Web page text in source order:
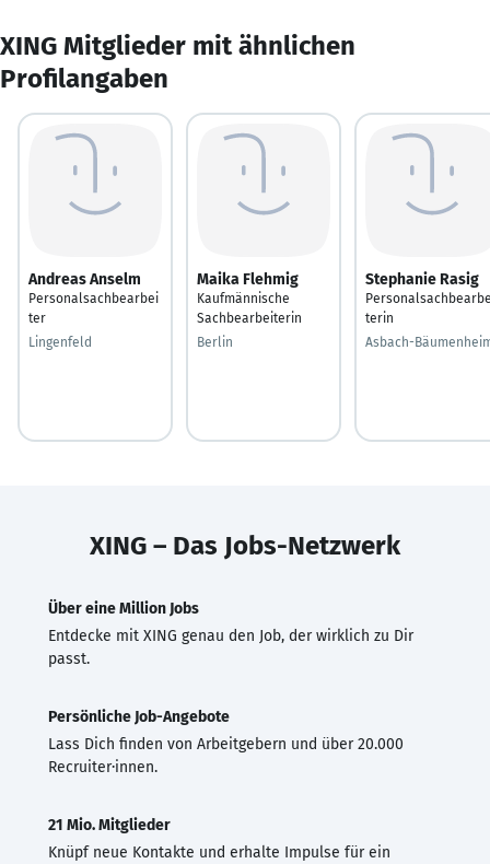
XING Mitglieder mit ähnlichen
Profilangaben
Andreas Anselm
Personalsachbearbei
ter
Lingenfeld
Maika Flehmig
Kaufmännische
Sachbearbeiterin
Berlin
Stephanie Rasig
terin
Asbach-
XING – Das Jobs-Netzwerk
Über eine Million Jobs
Entdecke mit XING genau den Job, der wirklich zu Dir
passt.
Persönliche Job-Angebote
Lass Dich finden von Arbeitgebern und über 20.000
Recruiter·innen.
21 Mio. Mitglieder
Knüpf neue Kontakte und erhalte Impulse für ein